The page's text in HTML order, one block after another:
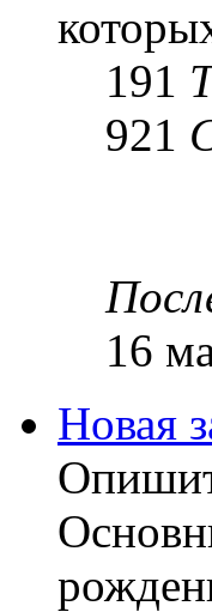
191
921
16
Новая